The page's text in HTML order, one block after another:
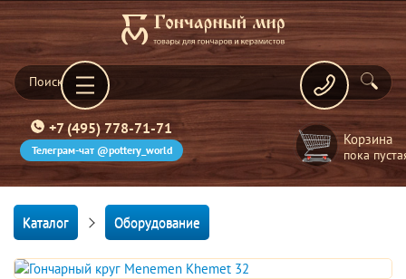
+7 (495) 778-71-71
Телеграм-чат @pottery_world
Корзина
пока
Каталог Оборудование